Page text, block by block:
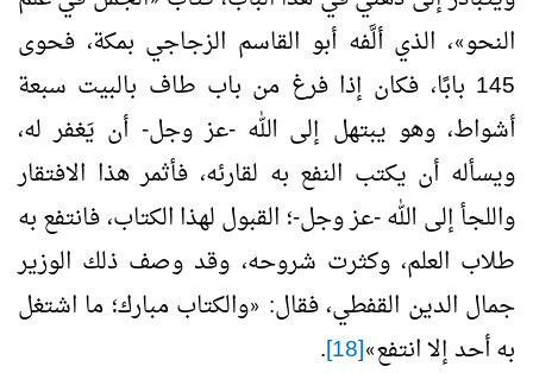
النحو»، الذي ألَّفه أبو القاسم الزجاجي بمكة، فحوى
145 بابًا، فكان إذا فرغ من باب طاف بالبيت سبعة
أشواط، وهو يبتهل إلى الله -عز وجل- أن يَغفر له،
ويسأله أن يكتب النفع به لقارئه، فأثمر هذا الافتقار
واللجأ إلى الله -عز وجل-؛ القبول لهذا الكتاب، فانتفع به
طلاب العلم، وكثرت شروحه، وقد وصف ذلك الوزير
جمال الدين القفطي، فقال: «والكتاب مبارك؛ ما اشتغل
به أحد إلا انتفع»
[18]
.